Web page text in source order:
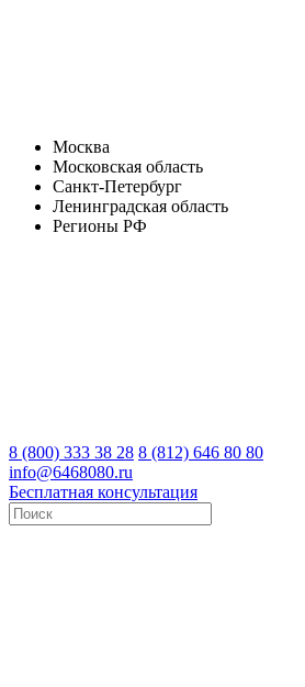
Москва
Московская область
Санкт-Петербург
Ленинградская область
Регионы РФ
8 (800) 333 38 28 8 (812) 646 80 80
info@6468080.ru
Бесплатная консультация